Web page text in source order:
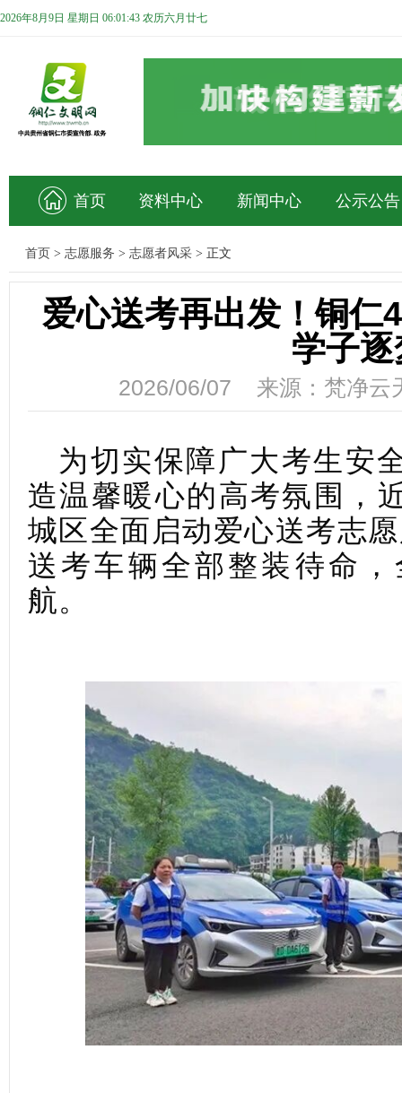
2026年8月9日 星期日 06:01:44 农历六月廿七
首页 资料中心 新闻中心 公示公告
首页 > 志愿服务 > 志愿者风采 > 正文
爱心送考再出发！铜仁
学子
2026/06/07 来源：梵净
为切实保障广大考生安
造温馨暖心的高考氛围，
城区全面启动爱心送考志
送考车辆全部整装待命
航。